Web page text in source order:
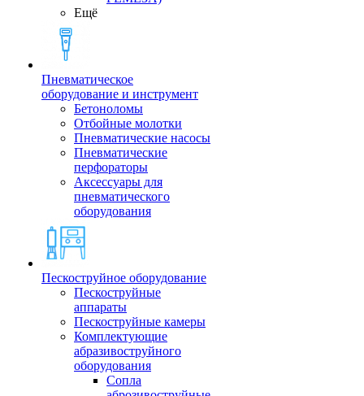
Ещё
Пневматическое
оборудование и инструмент
Бетоноломы
Отбойные молотки
Пневматические насосы
Пневматические
перфораторы
Аксессуары для
пневматического
оборудования
Пескоструйное оборудование
Пескоструйные
аппараты
Пескоструйные камеры
Комплектующие
абразивоструйного
оборудования
Сопла